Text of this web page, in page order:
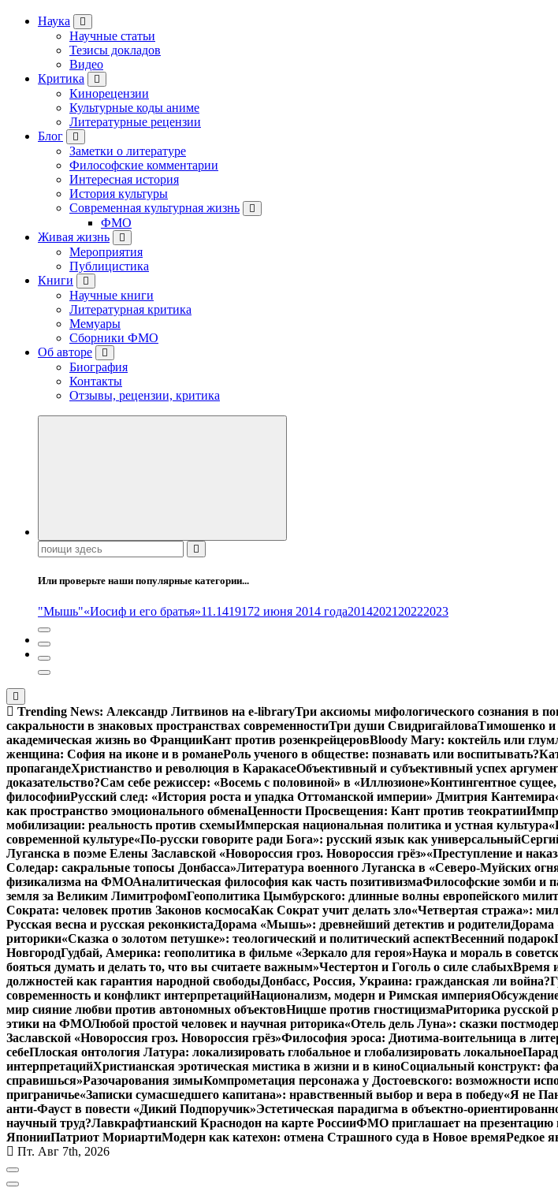
Наука
Научные статьи
Тезисы докладов
Видео
Критика
Кинорецензии
Культурные коды аниме
Литературные рецензии
Блог
Заметки о литературе
Философские комментарии
Интересная история
История культуры
Современная культурная жизнь
ФМО
Живая жизнь
Мероприятия
Публицистика
Книги
Научные книги
Литературная критика
Мемуары
Сборники ФМО
Об авторе
Биография
Контакты
Отзывы, рецензии, критика
Поиск:
Или проверьте наши популярные категории...
"Мышь"«Иосиф и его братья»11.1419172 июня 2014 года20142021 20222023
Trending News: Александр Литвинов на e-libraryТри аксиомы мифологического сознания в
сакральности в знаковых пространствах современностиТри души СвидригайловаТимошенко и
академическая жизнь во ФранцииКант против розенкрейцеровBloody Mary: коктейль или
женщина: София на иконе и в романеРоль ученого в обществе: познавать или воспитывать?
пропагандеХристианство и революция в КаракасеОбъективный и субъективный успех
доказательство?Сам себе режиссер: «Восемь с половиной» в «Иллюзионе»Контингентное
философииРусский след: «История роста и упадка Оттоманской империи» Дмитрия Кантемира
как пространство эмоционального обменаЦенности Просвещения: Кант против теократии
мобилизации: реальность против схемыИмперская национальная политика и устная культура
современной культуре«По-русски говорите ради Бога»: русский язык как универсальный
Луганска в поэме Елены Заславской «Новороссия гроз. Новороссия грёз»«Преступление и
Соледар: сакральные топосы Донбасса»Литература военного Луганска в «Северо-Муйских
физикализма на ФМОАналитическая философия как часть позитивизмаФилософские зомби и
земля за Великим ЛимитрофомГеополитика Цымбурского: длинные волны европейского
Сократа: человек против Законов космосаКак Сократ учит делать зло«Четвертая стража»:
Русская весна и русская реконкистаДорама «Мышь»: древнейший детектив и родители
риторики«Сказка о золотом петушке»: теологический и политический аспектВесенний подарок
НовгородГудбай, Америка: геополитика в фильме «Зеркало для героя»Наука и мораль в
бояться думать и делать то, что вы считаете важным»Честертон и Гоголь о силе слабыхВремя
должностей как гарантия народной свободыДонбасс, Россия, Украина: гражданская ли война?
современность и конфликт интерпретацийНационализм, модерн и Римская империя
мир сияние любви против автономных объектовНицше против гностицизмаРиторика русской
этики на ФМОЛюбой простой человек и научная риторика«Отель дель Луна»: сказки
Заславской «Новороссия гроз. Новороссия грёз»Философия эроса: Диотима-воительница в
себеПлоская онтология Латура: локализировать глобальное и глобализировать локальное
интерпретацийХристианская эротическая мистика в жизни и в киноСоциальный конструкт:
справишься»Разочарования зимыКомпрометация персонажа у Достоевского: возможности
приграничье«Записки сумасшедшего капитана»: нравственный выбор и вера в победу«Я не
анти-Фауст в повести «Дикий Подпоручик»Эстетическая парадигма в объектно-
научный труд?Лавкрафтианский Краснодон на карте РоссииФМО приглашает на презентацию
ЯпонииПатриот МориартиМодерн как катехон: отмена Страшного суда в Новое времяРедкое
Пт. Авг 7th, 2026